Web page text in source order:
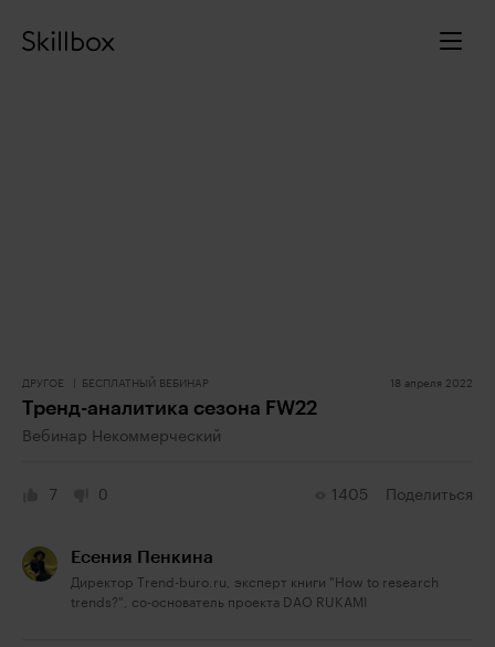
ДРУГОЕ БЕСПЛАТНЫЙ ВЕБИНАР 18 апреля 2022
Тренд-аналитика сезона FW22
Вебинар Некоммерческий
7 0 1405 Поделиться
Есения Пенкина
Директор Trend-buro.ru, эксперт книги "How to research
trends?", со-основатель проекта DAO RUKAMI